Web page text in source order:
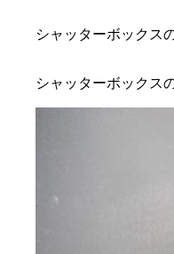
シャッターボックス
シャッターボックス